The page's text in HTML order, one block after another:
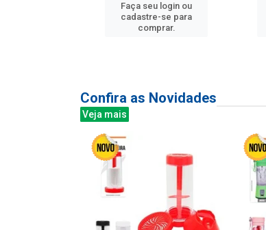
Faça seu login ou
cadastre-se para
comprar.
Confira as Novidades
Veja mais